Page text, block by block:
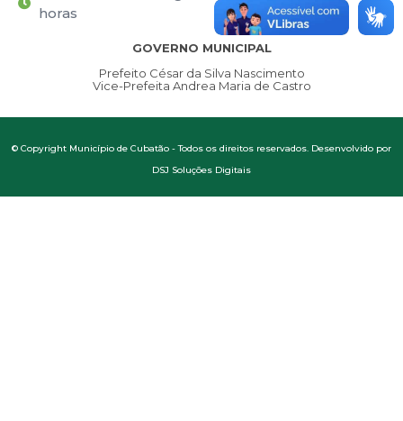
horas
GOVERNO MUNICIPAL
Prefeito César da Silva Nascimento
Vice-Prefeita Andrea Maria de Castro
© Copyright Município de Cubatão - Todos os direitos reservados. Desenvolvido por
DSJ Soluções Digitais